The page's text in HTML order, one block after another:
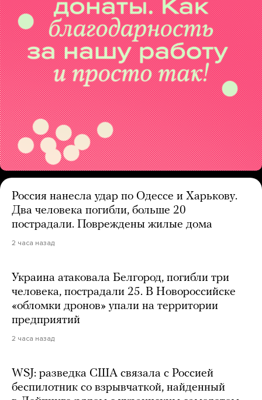
Россия нанесла удар по Одессе и Харькову.
Два человека погибли, больше 20
пострадали. Повреждены жилые дома
2 часа назад
Украина атаковала Белгород, погибли три
человека, пострадали 25. В Новороссийске
«обломки дронов» упали на территории
предприятий
2 часа назад
WSJ: разведка США связала с Россией
беспилотник со взрывчаткой, найденный